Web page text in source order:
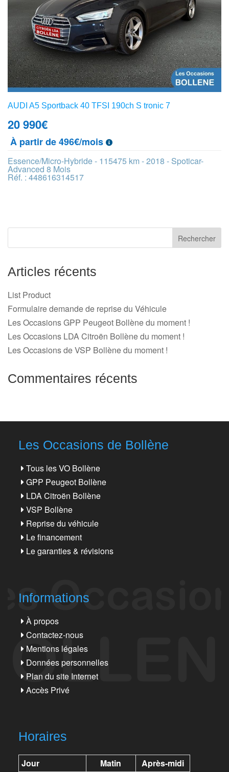
AUDI A5 Sportback 40 TFSI 190ch S tronic 7
20 990€
À partir de 496€/mois
Essence/Micro-Hybride - 115475 km - 2018 - Spoticar-
Advanced 8 Mois
Réf. : 448616314517
Articles récents
List Product
Formulaire demande de reprise du Véhicule
Les Occasions GPP Peugeot Bollène du moment !
Les Occasions LDA Citroën Bollène du moment !
Les Occasions de VSP Bollène du moment !
Commentaires récents
Les Occasions de Bollène
Tous les VO Bollène
GPP Peugeot Bollène
LDA Citroën Bollène
VSP Bollène
Reprise du véhicule
Le financement
Le garanties & révisions
Informations
À propos
Contactez-nous
Mentions légales
Données personnelles
Plan du site Internet
Accès Privé
Horaires
Jour Matin Après-midi